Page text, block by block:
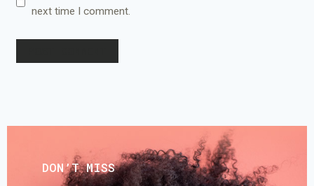
next time I comment.
DON’T MISS